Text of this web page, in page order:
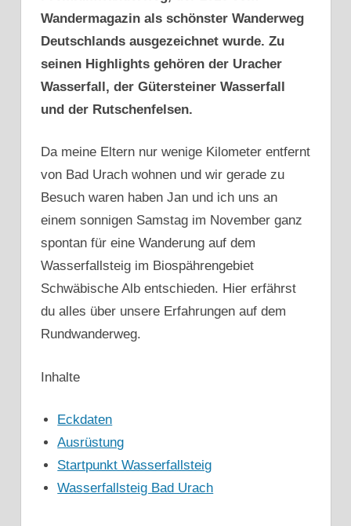
Wandermagazin als schönster Wanderweg
Deutschlands ausgezeichnet wurde. Zu
seinen Highlights gehören der Uracher
Wasserfall, der Gütersteiner Wasserfall
und der Rutschenfelsen.
Da meine Eltern nur wenige Kilometer entfernt
von Bad Urach wohnen und wir gerade zu
Besuch waren haben Jan und ich uns an
einem sonnigen Samstag im November ganz
spontan für eine Wanderung auf dem
Wasserfallsteig im Biospährengebiet
Schwäbische Alb entschieden. Hier erfährst
du alles über unsere Erfahrungen auf dem
Rundwanderweg.
Inhalte
Eckdaten
Ausrüstung
Startpunkt Wasserfallsteig
Wasserfallsteig Bad Urach